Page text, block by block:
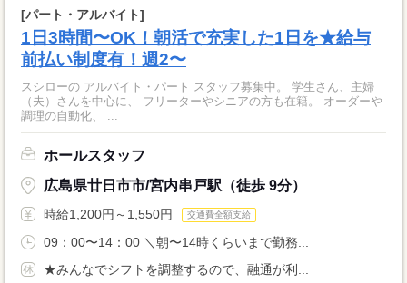
[パート・アルバイト]
1日3時間〜OK！朝活で充実した1日を★給与
前払い制度有！週2〜
スシローの アルバイト・パート スタッフ募集中。 学生さん、主婦
（夫）さんを中心に、 フリーターやシニアの方も在籍。 オーダーや
調理の自動化、 ...
ホールスタッフ
広島県廿日市市/宮内串戸駅（徒歩 9分）
時給1,200円～1,550円 交通費全額支給
09：00〜14：00 ＼朝〜14時くらいまで勤務...
★みんなでシフトを調整するので、融通が利...